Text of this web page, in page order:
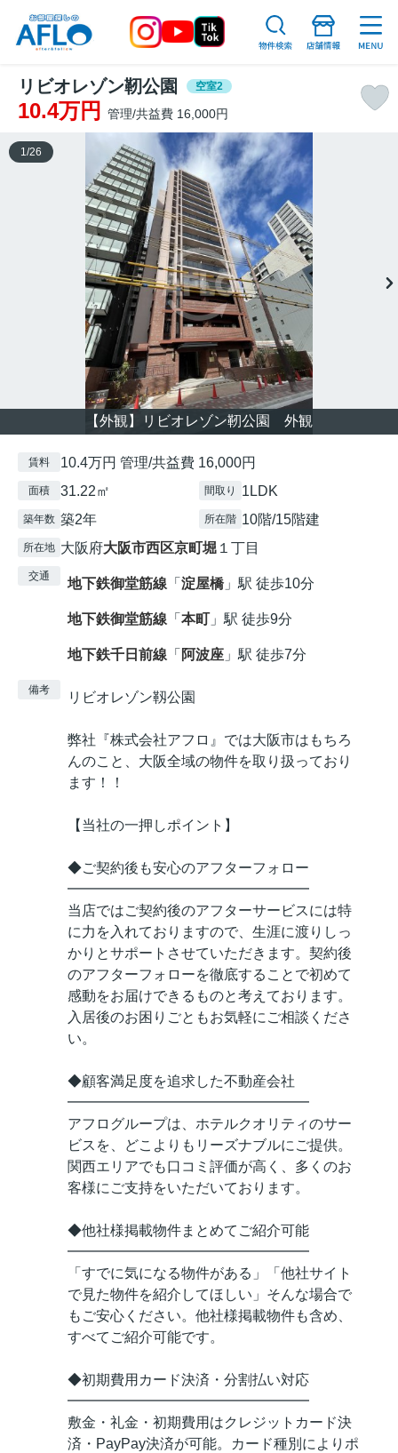
リビオレゾン靭公園 空室2
10.4万円 管理/共益費 16,000円
【外観】リビオレゾン靭公園 外観
1 /26
賃料 10.4万円 管理/共益費 16,000円
面積 31.22㎡ 間取り 1LDK
築年数 築2年 所在階 10階/15階建
所在地 大阪府大阪市西区京町堀 １丁目
交通 地下鉄御堂筋線 「 淀屋橋」駅 徒歩10分
地下鉄御堂筋線 「 本町 」駅 徒歩9分
地下鉄千日前線 「 阿波座 」駅 徒歩7分
備考 リビオレゾン靱公園
弊社『株式会社アフロ』では大阪市はもちろ
んのこと、大阪全域の物件を取り扱っており
ます！！
【当社の一押しポイント】
◆ご契約後も安心のアフターフォロー
━━━━━━━━━━━━━━━━━
当店ではご契約後のアフターサービスには特
に力を入れておりますので、生涯に渡りしっ
かりとサポートさせていただきます。契約後
のアフターフォローを徹底することで初めて
感動をお届けできるものと考えております。
入居後のお困りごともお気軽にご相談くださ
い。
◆顧客満足度を追求した不動産会社
━━━━━━━━━━━━━━━━━
アフログループは、ホテルクオリティのサー
ビスを、どこよりもリーズナブルにご提供。
関西エリアでも口コミ評価が高く、多くのお
客様にご支持をいただいております。
◆他社様掲載物件まとめてご紹介可能
━━━━━━━━━━━━━━━━━
「すでに気になる物件がある」「他社サイト
で見た物件を紹介してほしい」そんな場合で
もご安心ください。他社様掲載物件も含め、
すべてご紹介可能です。
◆初期費用カード決済・分割払い対応
━━━━━━━━━━━━━━━━━
敷金・礼金・初期費用はクレジットカード決
済・PayPay決済が可能。カード種別によりポ